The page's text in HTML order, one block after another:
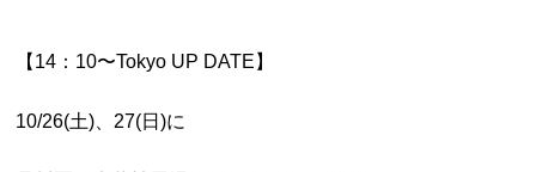
【14：10〜Tokyo UP DATE】
10/26(土)、27(日)に